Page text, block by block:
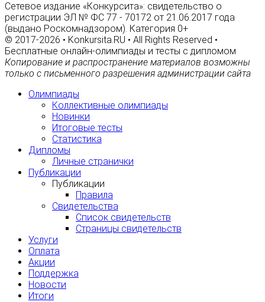
Сетевое издание «Конкурсита»: свидетельство о
регистрации ЭЛ № ФС 77 - 70172 от 21.06.2017 года
(выдано Роскомнадзором). Категория 0+
© 2017-2026 • Konkursita.RU • All Rights Reserved •
Бесплатные онлайн-олимпиады и тесты с дипломом
Копирование и распространение материалов возможны
только с письменного разрешения администрации сайта
Олимпиады
Коллективные олимпиады
Новинки
Итоговые тесты
Статистика
Дипломы
Личные странички
Публикации
Публикации
Правила
Свидетельства
Список свидетельств
Страницы свидетельств
Услуги
Оплата
Акции
Поддержка
Новости
Итоги